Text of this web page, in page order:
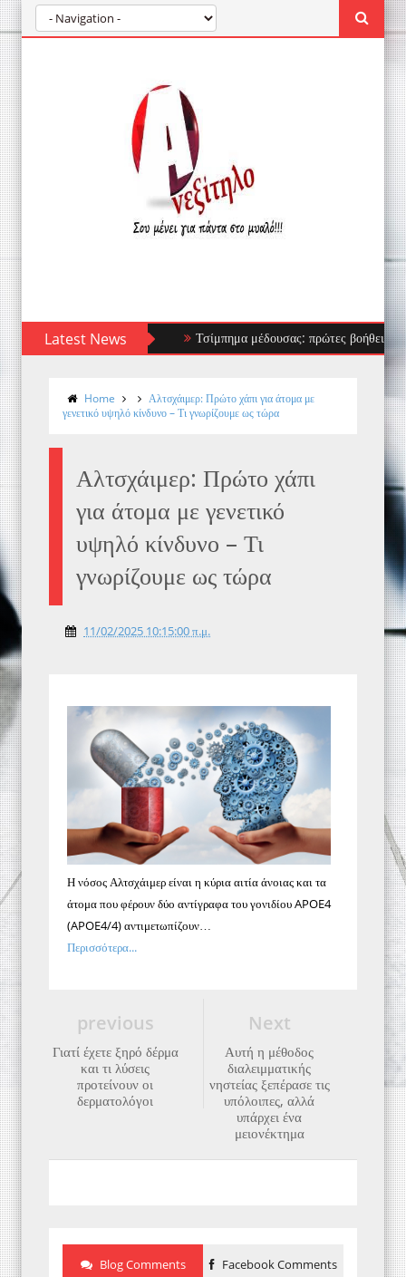
Latest News Τσίμπημα μέδουσας: πρώτες βοήθειες, τι να
Home
Αλτσχάιμερ: Πρώτο χάπι για άτομα με
γενετικό υψηλό κίνδυνο – Τι γνωρίζουμε ως τώρα
Αλτσχάιμερ: Πρώτο χάπι
για άτομα με γενετικό
υψηλό κίνδυνο – Τι
γνωρίζουμε ως τώρα
11/02/2025 10:15:00 π.μ.
Η νόσος Αλτσχάιμερ είναι η κύρια αιτία άνοιας και τα
άτομα που φέρουν δύο αντίγραφα του γονιδίου APOE4
(APOE4/4) αντιμετωπίζουν…
Περισσότερα...
Next
Αυτή η μέθοδος
διαλειμματικής
νηστείας ξεπέρασε τις
υπόλοιπες, αλλά
υπάρχει ένα
μειονέκτημα
previous
Γιατί έχετε ξηρό δέρμα
και τι λύσεις
προτείνουν οι
δερματολόγοι
Blog Comments Facebook Comments